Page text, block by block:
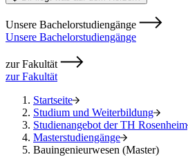
Unsere Bachelorstudiengänge
Unsere Bachelorstudiengänge
zur Fakultät
zur Fakultät
Startseite
Studium und Weiterbildung
Studienangebot der TH Rosenheim
Masterstudiengänge
Bauingenieurwesen (Master)